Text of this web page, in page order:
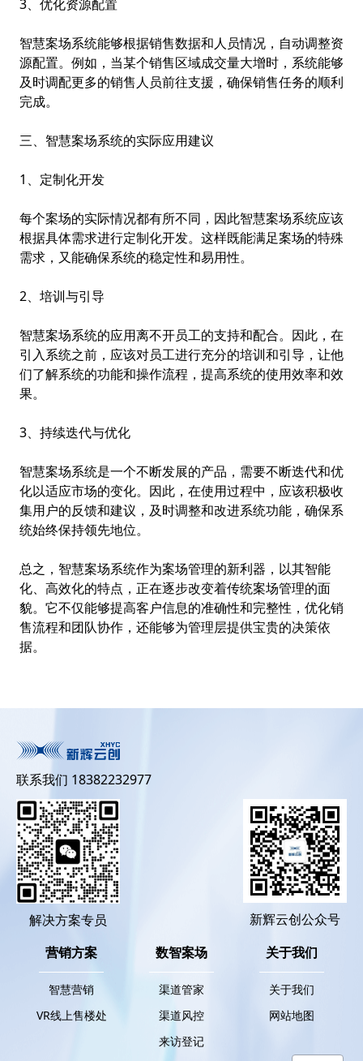
3、优化资源配置
智慧案场系统能够根据销售数据和人员情况，自动调整资
源配置。例如，当某个销售区域成交量大增时，系统能够
及时调配更多的销售人员前往支援，确保销售任务的顺利
完成。
三、智慧案场系统的实际应用建议
1、定制化开发
每个案场的实际情况都有所不同，因此智慧案场系统应该
根据具体需求进行定制化开发。这样既能满足案场的特殊
需求，又能确保系统的稳定性和易用性。
2、培训与引导
智慧案场系统的应用离不开员工的支持和配合。因此，在
引入系统之前，应该对员工进行充分的培训和引导，让他
们了解系统的功能和操作流程，提高系统的使用效率和效
果。
3、持续迭代与优化
智慧案场系统是一个不断发展的产品，需要不断迭代和优
化以适应市场的变化。因此，在使用过程中，应该积极收
集用户的反馈和建议，及时调整和改进系统功能，确保系
统始终保持领先地位。
总之，智慧案场系统作为案场管理的新利器，以其智能
化、高效化的特点，正在逐步改变着传统案场管理的面
貌。它不仅能够提高客户信息的准确性和完整性，优化销
售流程和团队协作，还能够为管理层提供宝贵的决策依
据。
联系我们 18382232977
解决方案专员
新辉云创公众号
营销方案
智慧营销
VR线上售楼处
数智案场
渠道管家
渠道风控
来访登记
关于我们
关于我们
网站地图